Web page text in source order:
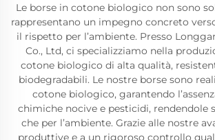
Le borse in cotone biologico non sono
rappresentano un impegno concreto
il rispetto per l’ambiente. Presso
Co., Ltd, ci specializziamo nella
cotone biologico di alta qualità,
biodegradabili. Le nostre borse sono
cotone biologico, garantendo
chimiche nocive e pesticidi, rendendole
che per l’ambiente. Grazie alle nostre
produttive e a un rigoroso controllo